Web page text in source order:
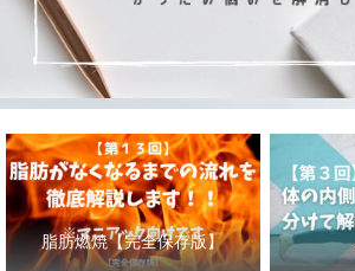
脂肪燃焼【完全保存版】